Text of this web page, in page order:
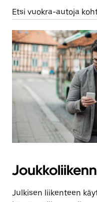
Etsi vuokra-autoja
Julkisen liikenteen